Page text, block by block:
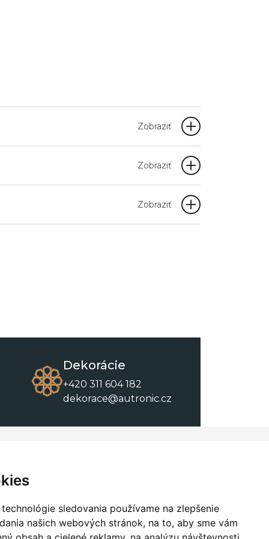
sledovania používame na zlepšenie
našich webových stránok, na to, aby sme vám
Zobraziť
Zobraziť
Zobraziť
Dekorácie
+420 311 604 182
dekorace@autronic.cz
Kontakty